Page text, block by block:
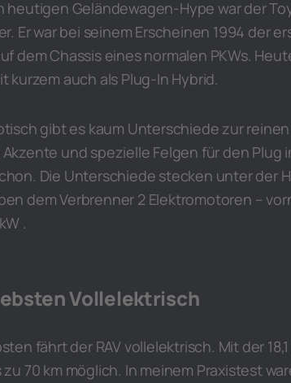
heutigen Geländewagen-Hype war der
Er war bei seinem Erscheinen 1994 der
dem Chassis eines normalen PKWs.
kurzem auch als Plug-In Hybrid.
gibt es kaum Unterschiede zur
und spezielle Felgen für den Plug
Die Unterschiede stecken unter der
dem Verbrenner 2 Elektromotoren –
.
Vollelektrisch
fährt der RAV vollelektrisch. Mit der
zu 70 km möglich. In meinem Praxistest